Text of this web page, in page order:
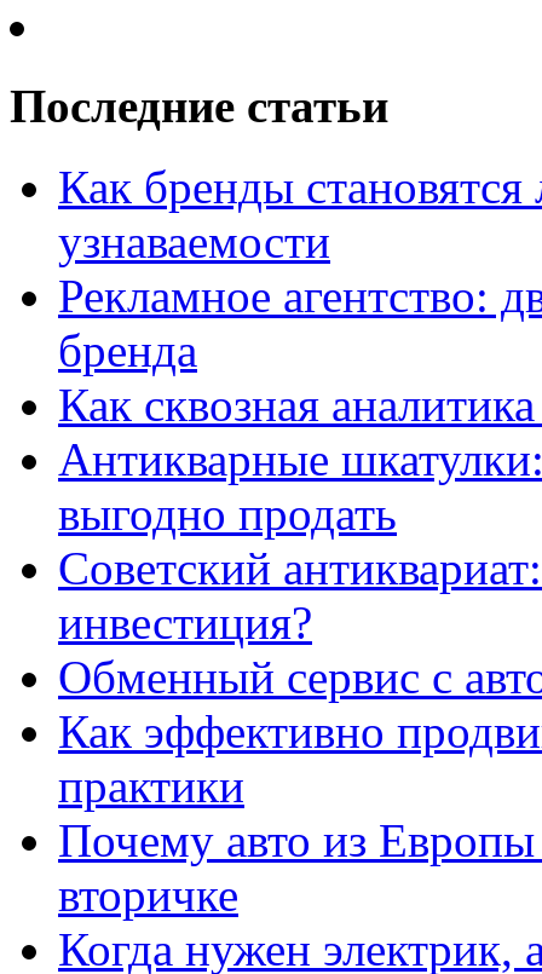
Последние статьи
Как бренды
узнаваемости
Рекламное агентство:
бренда
Как сквозная
Антикварные
выгодно продать
Советский
инвестиция?
Обменный сервис с
Как эффективно
практики
Почему авто из
вторичке
Когда нужен электрик,